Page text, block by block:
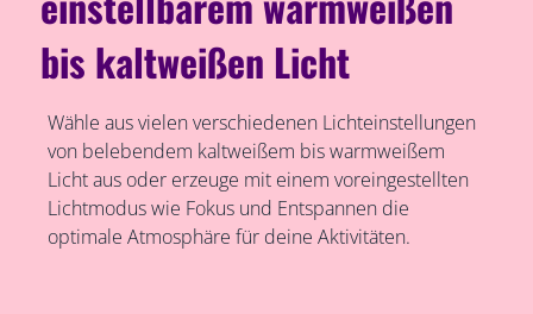
bis kaltweißen Licht
Wähle aus vielen verschiedenen Lichteinstellungen
von belebendem kaltweißem bis warmweißem
Licht aus oder erzeuge mit einem voreingestellten
Lichtmodus wie Fokus und Entspannen die
optimale Atmosphäre für deine Aktivitäten.